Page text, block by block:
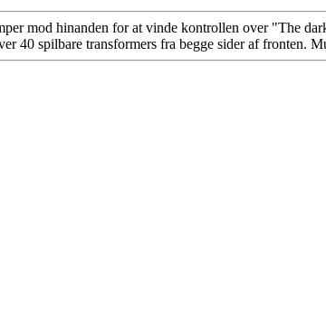
mod hinanden for at vinde kontrollen over "The
40 spilbare transformers fra begge sider af fronten.